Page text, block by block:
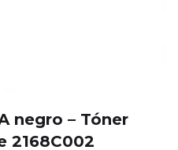
negro – Tóner
2168C002